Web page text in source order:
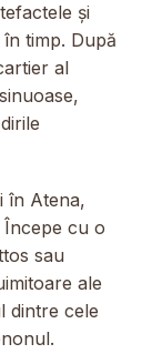
și
timp. După
al
în Atena,
Începe cu o
sau
ale
dintre cele